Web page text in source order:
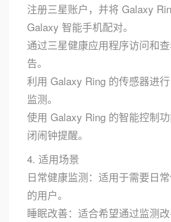
注册三星账户，并将 Galaxy
Galaxy 智能手机配对。
通过三星健康应用程序访问和
告。
利用 Galaxy Ring 的传感器进
监测。
使用 Galaxy Ring 的智能控制
闭闹钟提醒。
4. 适用场景
日常健康监测：适用于需要日
的用户。
睡眠改善：适合希望通过监测